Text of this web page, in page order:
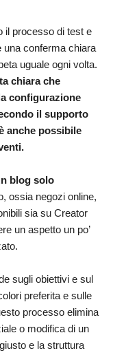
il processo di test e
una conferma chiara
uguale ogni volta.
chiara che
configurazione
il supporto
anche possibile
blog solo
ossia negozi online,
sia su Creator
un aspetto un po’
sugli obiettivi e sul
preferita e sulle
processo elimina
o modifica di un
e la struttura